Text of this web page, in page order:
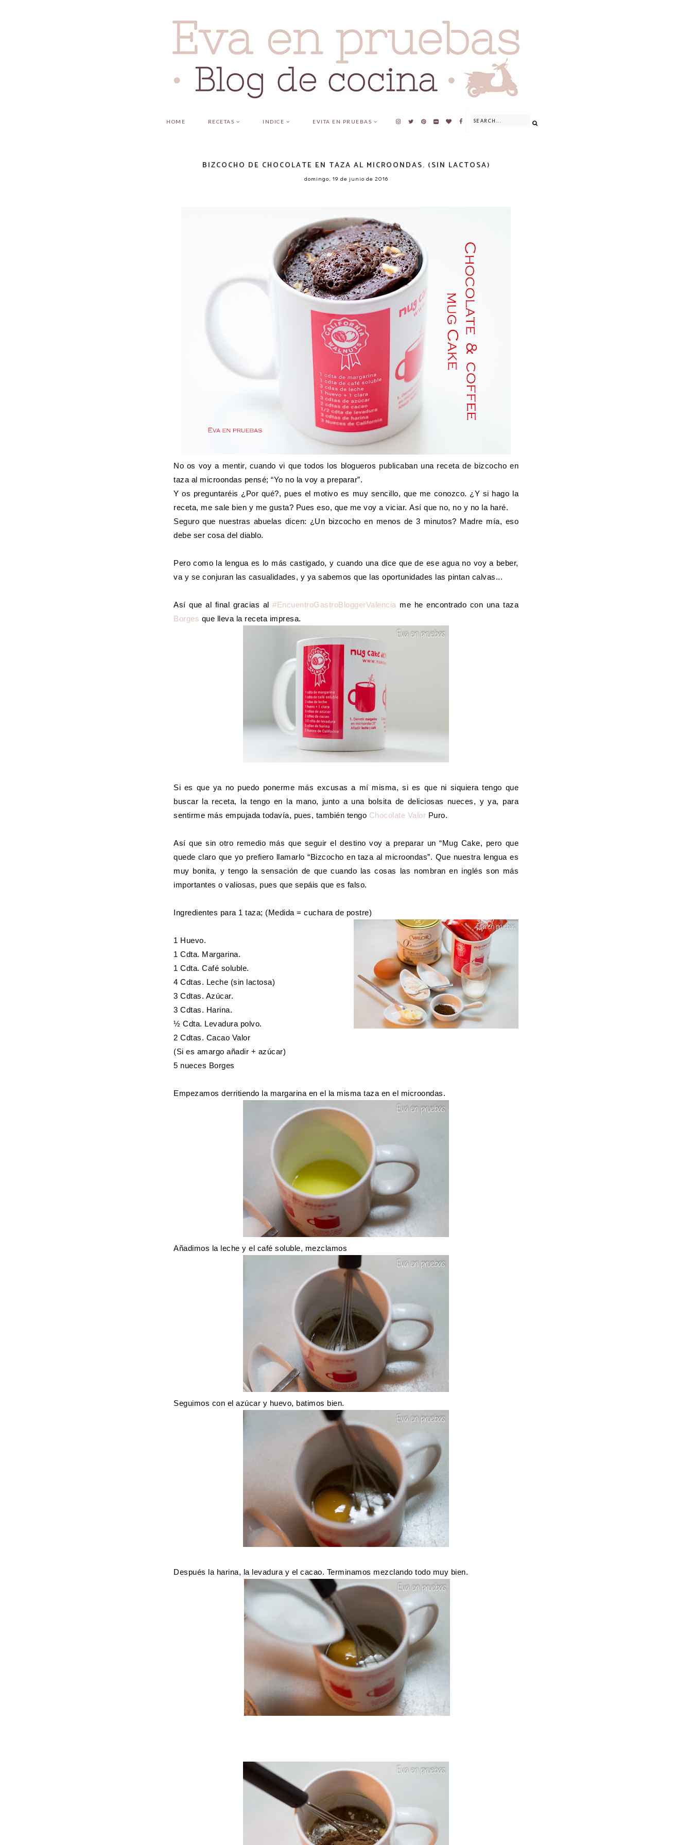
HOME RECETAS INDICE EVITA EN PRUEBAS
BIZCOCHO DE CHOCOLATE EN TAZA AL MICROONDAS. (SIN LACTOSA)
domingo, 19 de junio de 2016
No os voy a mentir, cuando vi que todos los blogueros publicaban una receta de bizcocho en
taza al microondas pensé; “Yo no la voy a preparar”.
Y os preguntaréis ¿Por qué?, pues el motivo es muy sencillo, que me conozco. ¿Y si hago la
receta, me sale bien y me gusta? Pues eso, que me voy a viciar. Así que no, no y no la haré.
Seguro que nuestras abuelas dicen: ¿Un bizcocho en menos de 3 minutos? Madre mía, eso
debe ser cosa del diablo.
Pero como la lengua es lo más castigado, y cuando una dice que de ese agua no voy a beber,
va y se conjuran las casualidades, y ya sabemos que las oportunidades las pintan calvas...
Así que al final gracias al#EncuentroGastroBloggerValencia me he encontrado con una taza
Borges que lleva la receta impresa.
Si es que ya no puedo ponerme más excusas a mí misma, si es que ni siquiera tengo que
buscar la receta, la tengo en la mano, junto a una bolsita de deliciosas nueces, y ya, para
sentirme más empujada todavía, pues, también tengo Chocolate Valor Puro.
Así que sin otro remedio más que seguir el destino voy a preparar un “Mug Cake, pero que
quede claro que yo prefiero llamarlo “Bizcocho en taza al microondas”. Que nuestra lengua es
muy bonita, y tengo la sensación de que cuando las cosas las nombran en inglés son más
importantes o valiosas, pues que sepáis que es falso.
Ingredientes para 1 taza; (Medida = cuchara de postre)
1 Huevo.
1 Cdta. Margarina.
1 Cdta. Café soluble.
4 Cdtas. Leche (sin lactosa)
3 Cdtas. Azúcar.
3 Cdtas. Harina.
½ Cdta. Levadura polvo.
2 Cdtas. Cacao Valor
(Si es amargo añadir + azúcar)
5 nueces Borges
Empezamos derritiendo la margarina en el la misma taza en el microondas.
Añadimos la leche y el café soluble, mezclamos
Seguimos con el azúcar y huevo, batimos bien.
Después la harina, la levadura y el cacao. Terminamos mezclando todo muy bien.